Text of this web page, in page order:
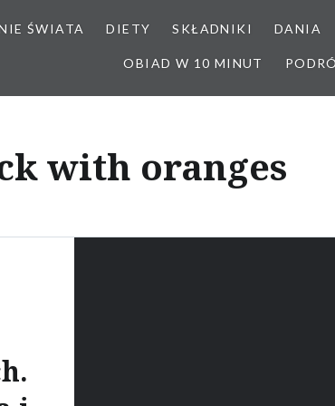
ŚWIATA DIETY SKŁADNIKI DANIA
OBIAD W 10 MINUT
with oranges